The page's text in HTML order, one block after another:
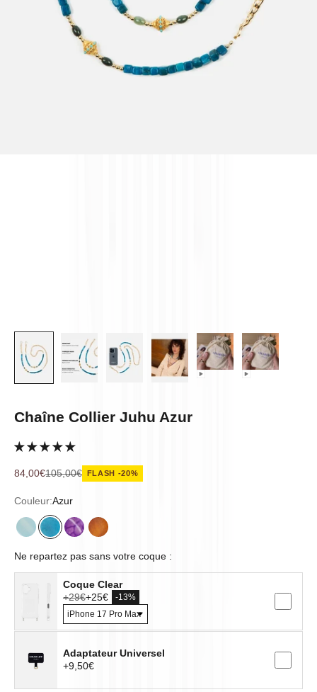
Chaîne Collier Juhu Azur
Prix de vente
84,00€Prix normal
105,00€ FLASH -20%
Couleur:Azur
AquaAzur Iris
Terra
Ne repartez pas sans votre coque :
Coque Clear
+29€+25€ -13%
Adaptateur Universel
+9,50€